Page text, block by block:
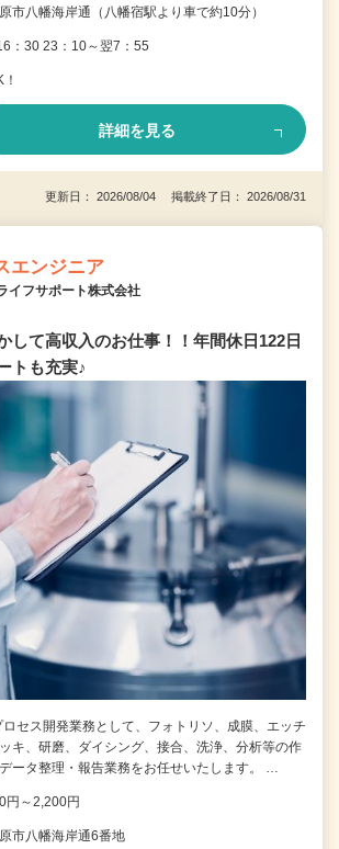
市八幡海岸通（八幡宿駅より車で約10分）
：30 23：10～翌7：55
詳細を見る
更新日： 2026/08/04 掲載終了日： 2026/08/31
エンジニア
イフサポート株式会社
して高収入のお仕事！！年間休日122日
トも充実♪
セス開発業務として、フォトリソ、成膜、エッチ
キ、研磨、ダイシング、接合、洗浄、分析等の作
ータ整理・報告業務をお任せいたします。 …
円～2,200円
市八幡海岸通6番地